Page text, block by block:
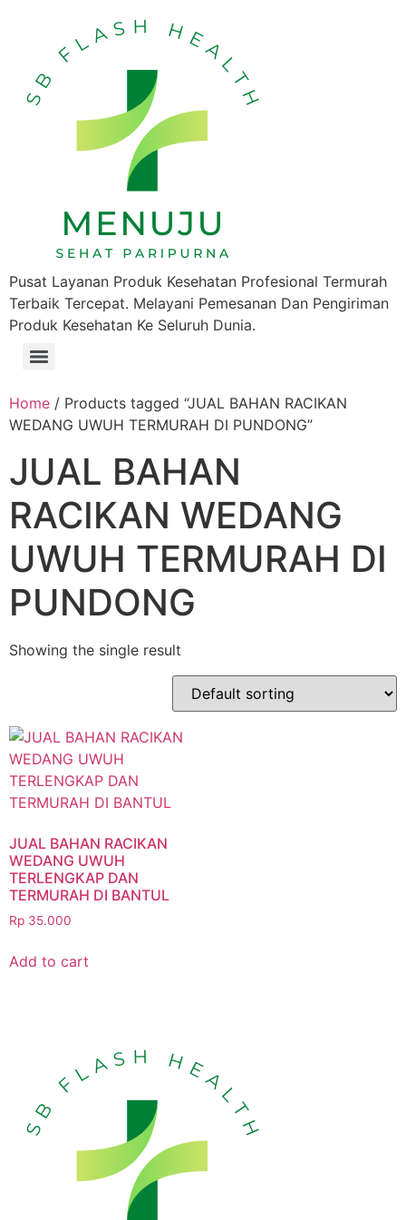
Pusat Layanan Produk Kesehatan Profesional Termurah
Terbaik Tercepat. Melayani Pemesanan Dan Pengiriman
Produk Kesehatan Ke Seluruh Dunia.
Home / Products tagged “JUAL BAHAN RACIKAN
WEDANG UWUH TERMURAH DI PUNDONG”
JUAL BAHAN
RACIKAN WEDANG
UWUH TERMURAH DI
PUNDONG
Showing the single result
JUAL BAHAN RACIKAN
WEDANG UWUH
TERLENGKAP DAN
TERMURAH DI BANTUL
Rp 35.000
Add to cart